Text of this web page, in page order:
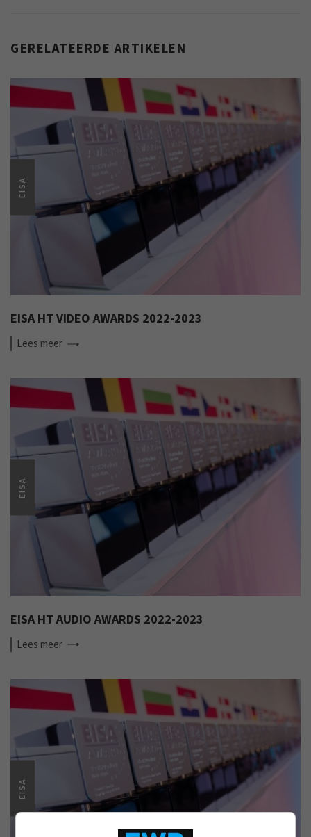
GERELATEERDE ARTIKELEN
EISA
EISA HT VIDEO AWARDS 2022-2023
Lees meer
EISA
EISA HT AUDIO AWARDS 2022-2023
Lees meer
EISA